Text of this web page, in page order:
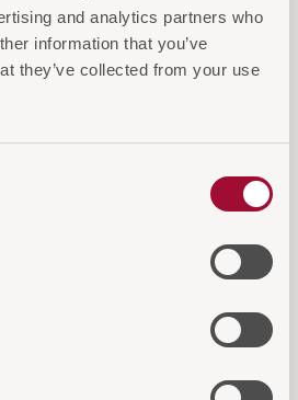
and analytics partners who
information that you’ve
they’ve collected from your use
Sie auch